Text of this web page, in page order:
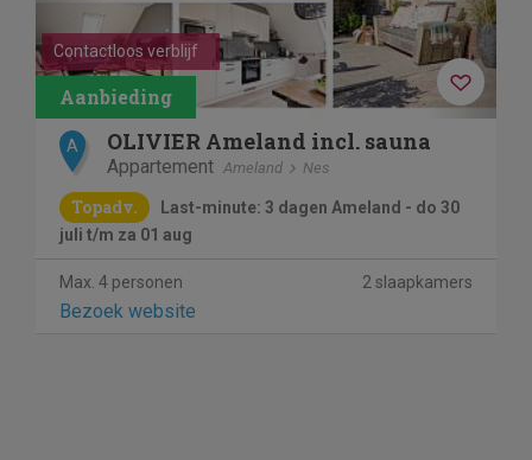
Contactloos verblijf
A OLIVIER Ameland incl. sauna
Appartement Ameland Nes
Topadv.
Last-minute: 3 dagen Ameland - do 30
juli t/m za 01 aug
Max. 4 personen 2 slaapkamers
Bezoek website